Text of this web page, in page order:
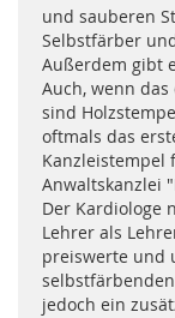
und sauberen
Selbstfärber
Außerdem gibt
Auch, wenn
sind
oftmals das
Kanzleistempel
Anwaltskanzlei
Der Kardiologe
Lehrer als
preiswerte und
jedoch ein